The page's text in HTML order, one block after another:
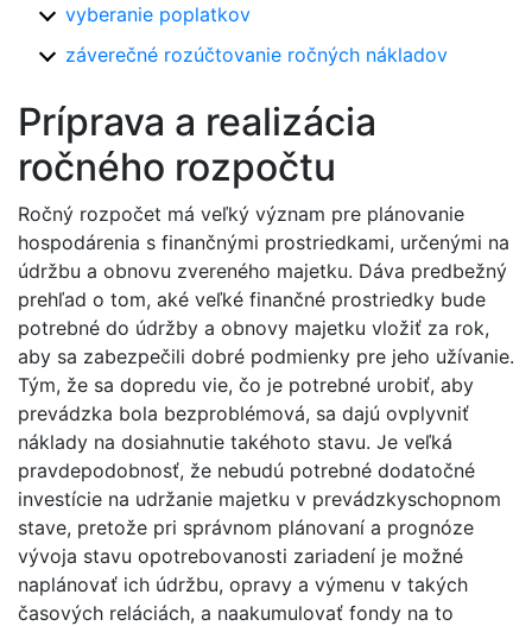
vyberanie poplatkov
záverečné rozúčtovanie ročných nákladov
Príprava a realizácia
ročného rozpočtu
Ročný rozpočet má veľký význam pre plánovanie
hospodárenia s finančnými prostriedkami, určenými na
údržbu a obnovu zvereného majetku. Dáva predbežný
prehľad o tom, aké veľké finančné prostriedky bude
potrebné do údržby a obnovy majetku vložiť za rok,
aby sa zabezpečili dobré podmienky pre jeho užívanie.
Tým, že sa dopredu vie, čo je potrebné urobiť, aby
prevádzka bola bezproblémová, sa dajú ovplyvniť
náklady na dosiahnutie takéhoto stavu. Je veľká
pravdepodobnosť, že nebudú potrebné dodatočné
investície na udržanie majetku v prevádzkyschopnom
stave, pretože pri správnom plánovaní a prognóze
vývoja stavu opotrebovanosti zariadení je možné
naplánovať ich údržbu, opravy a výmenu v takých
časových reláciách, a naakumulovať fondy na to